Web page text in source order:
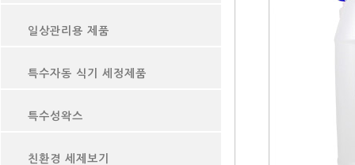
일상관리용 제품
특수자동 식기 세정제품
특수성왁스
친환경 세제보기